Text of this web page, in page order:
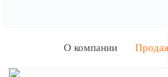
О компании